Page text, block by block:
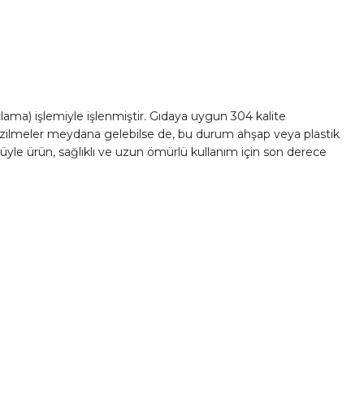
işlemiyle işlenmiştir. Gıdaya uygun 304 kalite
meydana gelebilse de, bu durum ahşap veya plastik
ürün, sağlıklı ve uzun ömürlü kullanım için son derece